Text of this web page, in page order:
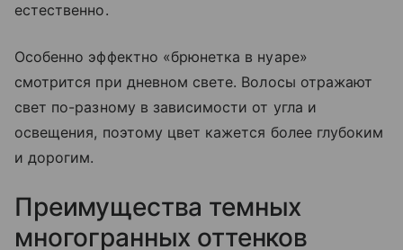
естественно.
Особенно эффектно «брюнетка в нуаре»
смотрится при дневном свете. Волосы отражают
свет по-разному в зависимости от угла и
освещения, поэтому цвет кажется более глубоким
и дорогим.
Преимущества темных
многогранных оттенков